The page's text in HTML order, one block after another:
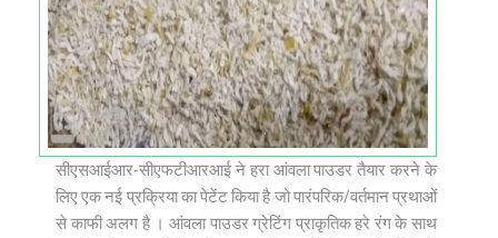
सीएसआईआर-सीएफटीआरआई ने हरा आंवला पाउडर तैयार करने के
लिए एक नई प्रक्रिया का पेटेंट किया है जो पारंपरिक/वर्तमान प्रथाओं
से काफी अलग है । आंवला पाउडर ग्रेटिंग प्राकृतिक हरे रंग के साथ